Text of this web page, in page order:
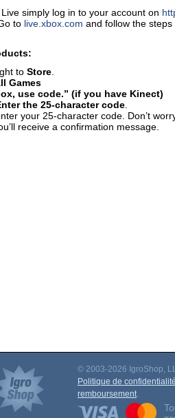
simply log in to your account on
to live.xbox.com and follow the
toStore.
Games
use code.” (if you have Kinect)
the 25-character code.
your 25-character code. Don’t
receive a confirmation message.
© 2003-2026 IgroShop,
Politique de confidentialité
remboursement.